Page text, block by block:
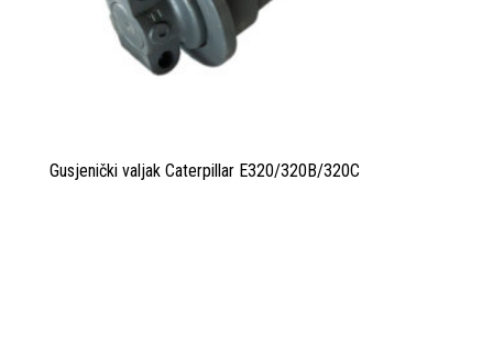
Gusjenički valjak Caterpillar E320/320B/320C